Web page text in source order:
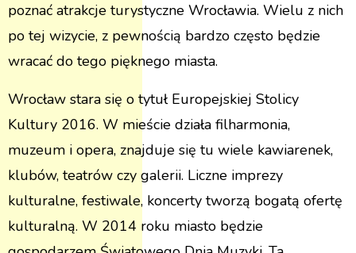
poznać atrakcje turystyczne Wrocławia. Wielu z nich
po tej wizycie, z pewnością bardzo często będzie
wracać do tego pięknego miasta.
Wrocław stara się o tytuł Europejskiej Stolicy
Kultury 2016. W mieście działa filharmonia,
muzeum i opera, znajduje się tu wiele kawiarenek,
klubów, teatrów czy galerii. Liczne imprezy
kulturalne, festiwale, koncerty tworzą bogatą ofertę
kulturalną. W 2014 roku miasto będzie